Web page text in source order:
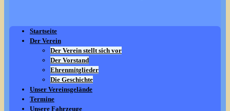
Startseite
Der Verein
Der Verein stellt sich vor
Der Vorstand
Ehrenmitglieder
Die Geschichte
Unser Vereinsgelände
Termine
Unsere Fahrzeuge